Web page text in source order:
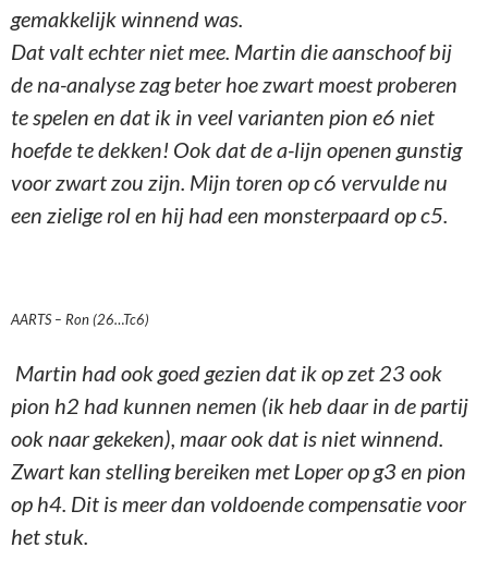
gemakkelijk winnend was.
Dat valt echter niet mee. Martin die aanschoof bij
de na-analyse zag beter hoe zwart moest proberen
te spelen en dat ik in veel varianten pion e6 niet
hoefde te dekken! Ook dat de a-lijn openen gunstig
voor zwart zou zijn. Mijn toren op c6 vervulde nu
een zielige rol en hij had een monsterpaard op c5.
AARTS – Ron (26…Tc6)
Martin had ook goed gezien dat ik op zet 23 ook
pion h2 had kunnen nemen (ik heb daar in de partij
ook naar gekeken), maar ook dat is niet winnend.
Zwart kan stelling bereiken met Loper op g3 en pion
op h4. Dit is meer dan voldoende compensatie voor
het stuk.